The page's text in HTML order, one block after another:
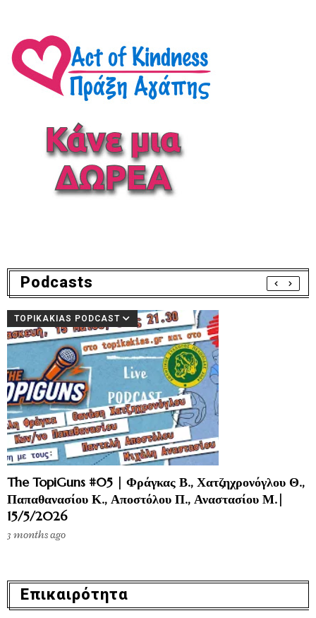
Podcasts
TOPIKAKIAS PODCAST
The TopiGuns #05 | Φράγκας Β., Χατζηχρονόγλου Θ.,
Παπαθανασίου Κ., Αποστόλου Π., Αναστασίου Μ.|
15/5/2026
3 months ago
Επικαιρότητα